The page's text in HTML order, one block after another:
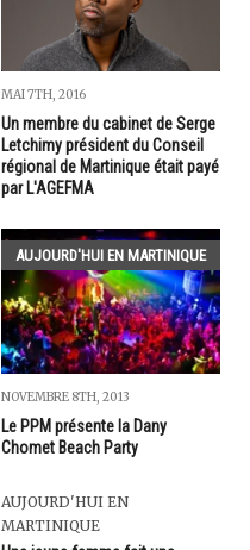
MAI 7TH, 2016
Un membre du cabinet de Serge
Letchimy président du Conseil
régional de Martinique était payé
par L'AGEFMA
AUJOURD'HUI EN MARTINIQUE
NOVEMBRE 8TH, 2013
Le PPM présente la Dany
Chomet Beach Party
AUJOURD'HUI EN
MARTINIQUE